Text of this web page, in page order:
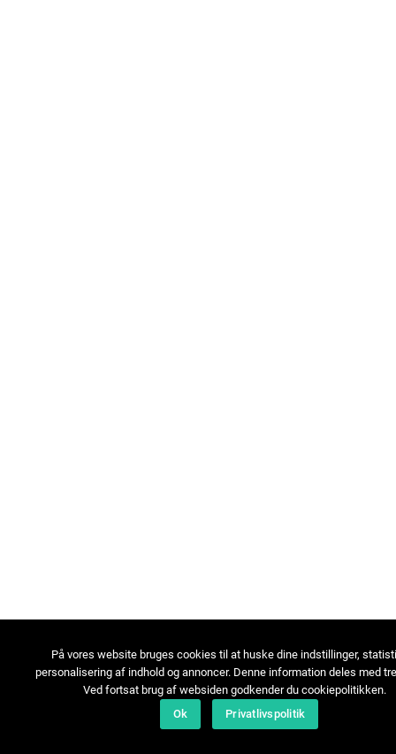
På vores website bruges cookies til at huske dine indstillinger,
personalisering af indhold og annoncer. Denne information deles med
Ved fortsat brug af websiden godkender du cookiepolitikken.
Ok
Privatlivspolitik